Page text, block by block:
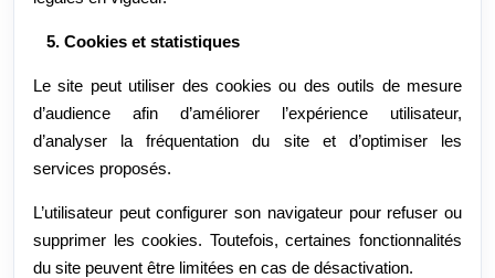
5. Cookies et statistiques
Le site peut utiliser des cookies ou des outils de mesure
d’audience afin d’améliorer l’expérience utilisateur,
d’analyser la fréquentation du site et d’optimiser les
services proposés.
L’utilisateur peut configurer son navigateur pour refuser ou
supprimer les cookies. Toutefois, certaines fonctionnalités
du site peuvent être limitées en cas de désactivation.